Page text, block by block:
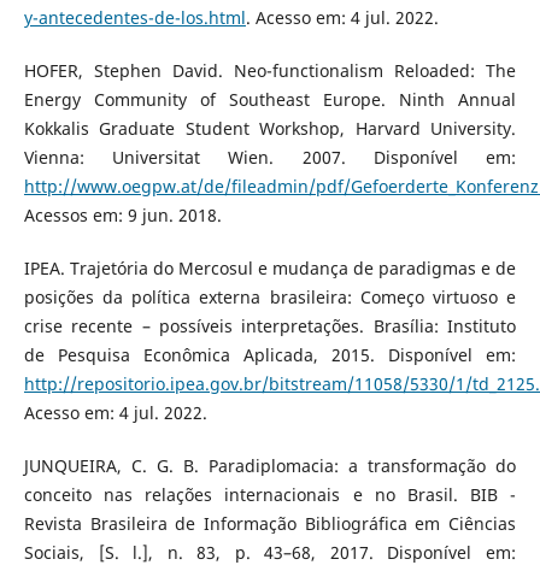
y-antecedentes-de-los.html. Acesso em: 4 jul. 2022.
HOFER, Stephen David. Neo-functionalism Reloaded: The
Energy Community of Southeast Europe. Ninth Annual
Kokkalis Graduate Student Workshop, Harvard University.
Vienna: Universitat Wien. 2007. Disponível em:
http://www.oegpw.at/de/fileadmin/pdf/
Acessos em: 9 jun. 2018.
IPEA. Trajetória do Mercosul e mudança de paradigmas e de
posições da política externa brasileira: Começo virtuoso e
crise recente – possíveis interpretações. Brasília: Instituto
de Pesquisa Econômica Aplicada, 2015. Disponível em:
http://repositorio.ipea.gov.br/bitstream/11058/5330/1/
Acesso em: 4 jul. 2022.
JUNQUEIRA, C. G. B. Paradiplomacia: a transformação do
conceito nas relações internacionais e no Brasil. BIB -
Revista Brasileira de Informação Bibliográfica em Ciências
Sociais, [S. l.], n. 83, p. 43–68, 2017. Disponível em: